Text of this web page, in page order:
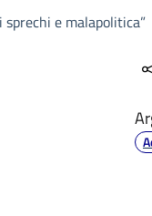
e malapolitica”